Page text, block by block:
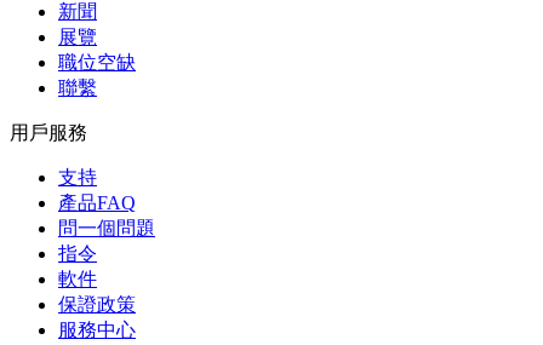
新聞
展覽
職位空缺
聯繫
用戶服務
支持
產品FAQ
問一個問題
指令
軟件
保證政策
服務中心